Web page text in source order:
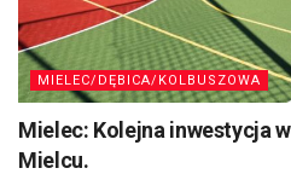
MIELEC/DĘBICA/KOLBUSZOWA
Mielec: Kolejna inwestycja
Mielcu.